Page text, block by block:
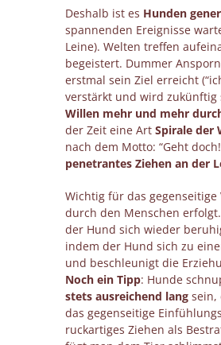
Deshalb ist es Hunden
spannenden Ereignisse
Leine). Welten treffen
begeistert. Dummer
erstmal sein Ziel erreicht
verstärkt und wird zukünftig
Willen mehr und mehr
der Zeit eine Art Spirale der
nach dem Motto: “Geht
penetrantes Ziehen an der
Wichtig für das
durch den Menschen erfolgt.
der Hund sich wieder
indem der Hund sich zu
und beschleunigt die
Noch ein Tipp: Hunde
stets ausreichend lang sein,
das gegenseitige
ruckartiges Ziehen als